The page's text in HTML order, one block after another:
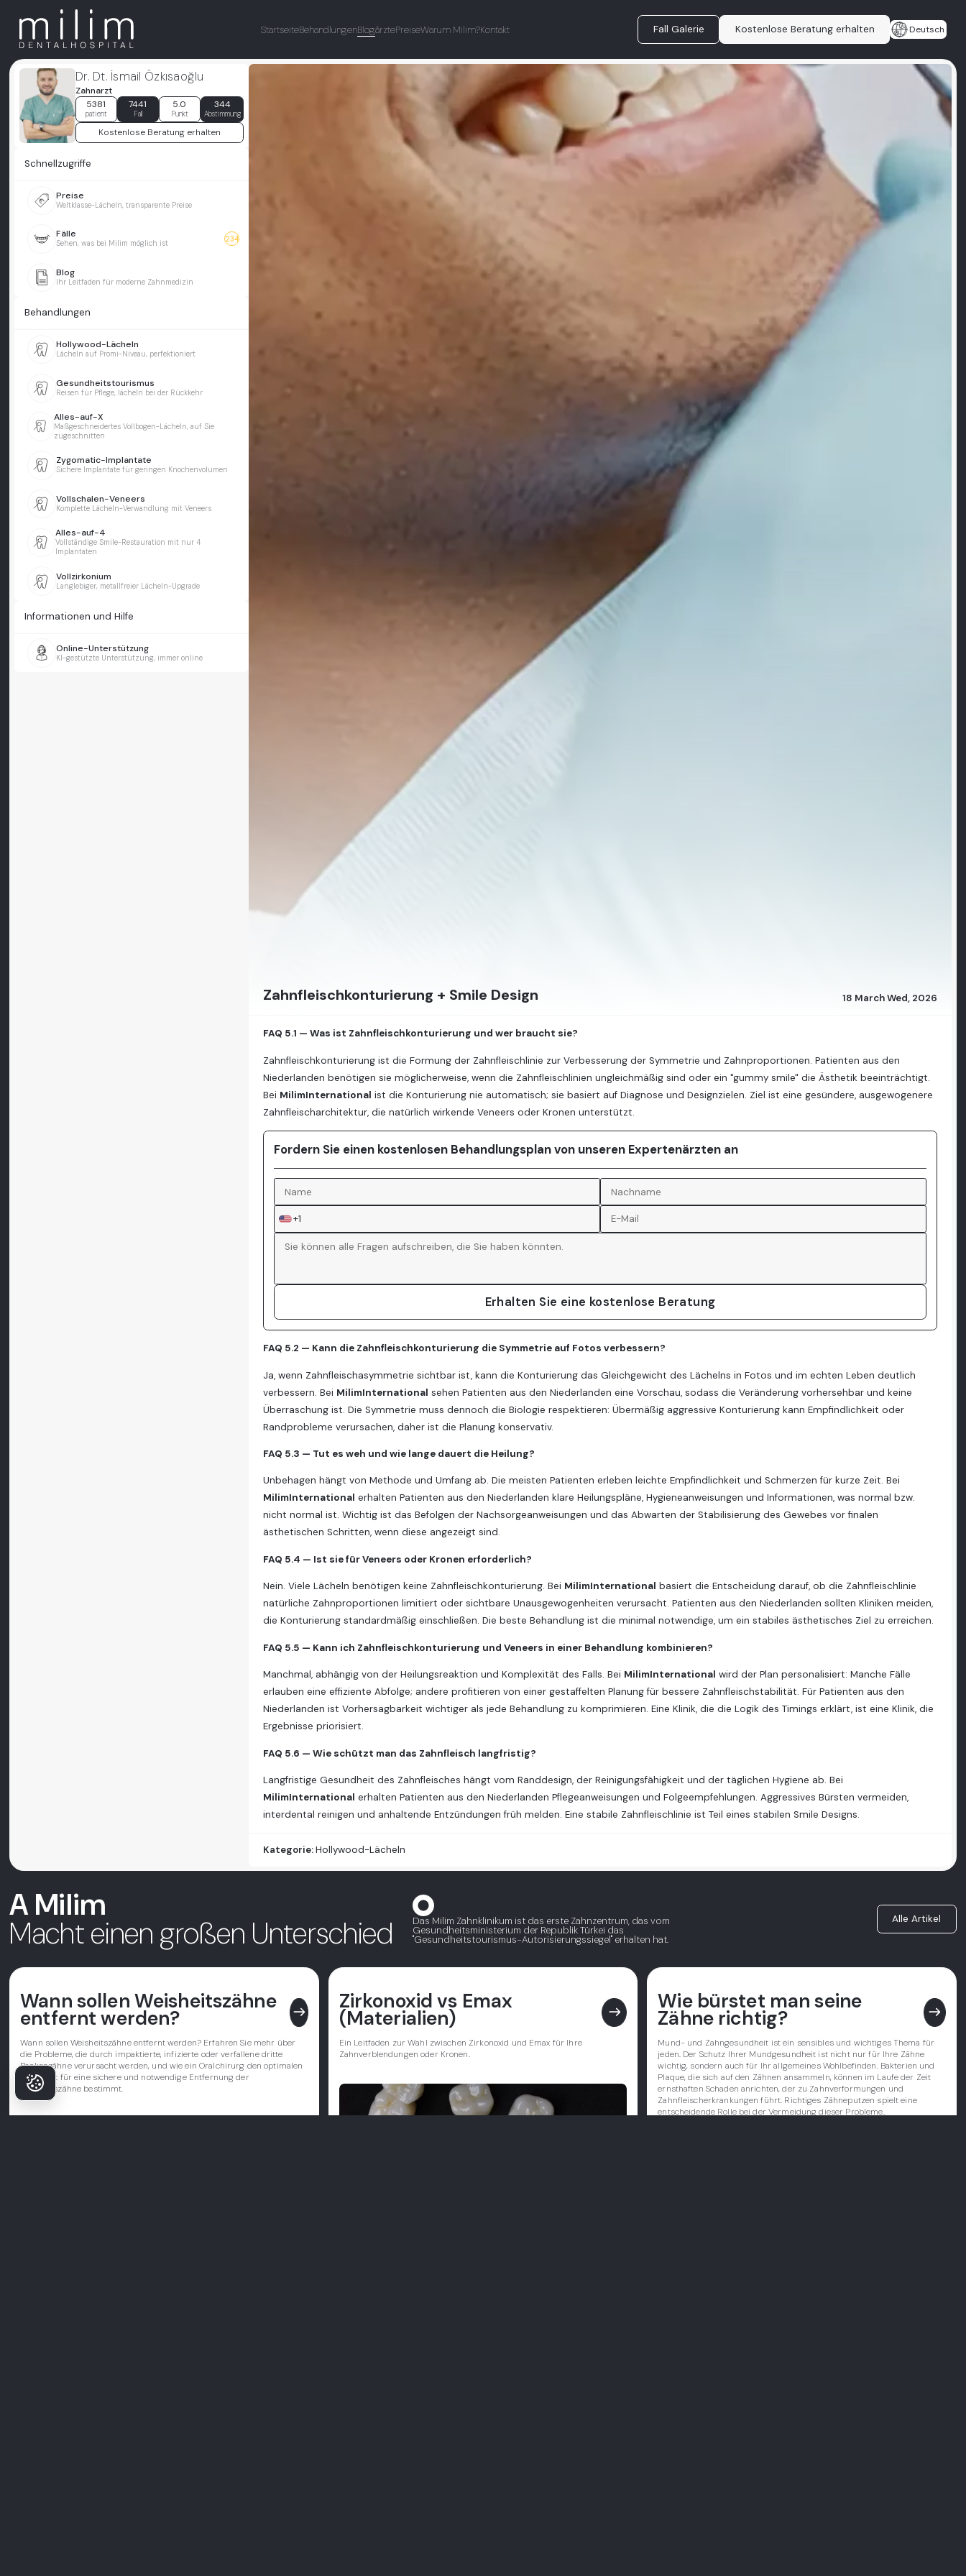
StartseiteBehandlungenBlogärztePreiseWarum Milim?Kontakt Fall Galerie Kostenlose Beratung erhalten Deutsch
Dr. Dt. İsmail Özkısaoğlu
Zahnarzt
5381
patient
7441
Fall
5.0
Punkt
344
Abstimmung
Kostenlose Beratung erhalten
Schnellzugriffe
Preise
Weltklasse-Lächeln, transparente Preise
Fälle
Sehen, was bei Milim möglich ist 234
Blog
Ihr Leitfaden für moderne Zahnmedizin
Behandlungen
Hollywood-Lächeln
Lächeln auf Promi-Niveau, perfektioniert
Gesundheitstourismus
Reisen für Pflege, lächeln bei der Rückkehr
Alles-auf-X
Maßgeschneidertes Vollbogen-Lächeln, auf Sie
zugeschnitten
Zygomatic-Implantate
Sichere Implantate für geringen Knochenvolumen
Vollschalen-Veneers
Komplette Lächeln-Verwandlung mit Veneers
Alles-auf-4
Vollständige Smile-Restauration mit nur 4
Implantaten
Vollzirkonium
Langlebiger, metallfreier Lächeln-Upgrade
Informationen und Hilfe
Online-Unterstützung
KI-gestützte Unterstützung, immer online
Zahnfleischkonturierung + Smile Design 18 March Wed, 2026
FAQ 5.1 — Was ist Zahnfleischkonturierung und wer braucht sie?
Zahnfleischkonturierung ist die Formung der Zahnfleischlinie zur Verbesserung der Symmetrie und Zahnproportionen. Patienten aus den
Niederlanden benötigen sie möglicherweise, wenn die Zahnfleischlinien ungleichmäßig sind oder ein "gummy smile" die Ästhetik beeinträchtigt.
Bei MilimInternational ist die Konturierung nie automatisch; sie basiert auf Diagnose und Designzielen. Ziel ist eine gesündere, ausgewogenere
Zahnfleischarchitektur, die natürlich wirkende Veneers oder Kronen unterstützt.
Fordern Sie einen kostenlosen Behandlungsplan von unseren Expertenärzten an
+1
Erhalten Sie eine kostenlose Beratung
FAQ 5.2 — Kann die Zahnfleischkonturierung die Symmetrie auf Fotos verbessern?
Ja, wenn Zahnfleischasymmetrie sichtbar ist, kann die Konturierung das Gleichgewicht des Lächelns in Fotos und im echten Leben deutlich
verbessern. Bei MilimInternational sehen Patienten aus den Niederlanden eine Vorschau, sodass die Veränderung vorhersehbar und keine
Überraschung ist. Die Symmetrie muss dennoch die Biologie respektieren: Übermäßig aggressive Konturierung kann Empfindlichkeit oder
Randprobleme verursachen, daher ist die Planung konservativ.
FAQ 5.3 — Tut es weh und wie lange dauert die Heilung?
Unbehagen hängt von Methode und Umfang ab. Die meisten Patienten erleben leichte Empfindlichkeit und Schmerzen für kurze Zeit. Bei
MilimInternational erhalten Patienten aus den Niederlanden klare Heilungspläne, Hygieneanweisungen und Informationen, was normal bzw.
nicht normal ist. Wichtig ist das Befolgen der Nachsorgeanweisungen und das Abwarten der Stabilisierung des Gewebes vor finalen
ästhetischen Schritten, wenn diese angezeigt sind.
FAQ 5.4 — Ist sie für Veneers oder Kronen erforderlich?
Nein. Viele Lächeln benötigen keine Zahnfleischkonturierung. Bei MilimInternational basiert die Entscheidung darauf, ob die Zahnfleischlinie
natürliche Zahnproportionen limitiert oder sichtbare Unausgewogenheiten verursacht. Patienten aus den Niederlanden sollten Kliniken meiden,
die Konturierung standardmäßig einschließen. Die beste Behandlung ist die minimal notwendige, um ein stabiles ästhetisches Ziel zu erreichen.
FAQ 5.5 — Kann ich Zahnfleischkonturierung und Veneers in einer Behandlung kombinieren?
Manchmal, abhängig von der Heilungsreaktion und Komplexität des Falls. Bei MilimInternational wird der Plan personalisiert: Manche Fälle
erlauben eine effiziente Abfolge; andere profitieren von einer gestaffelten Planung für bessere Zahnfleischstabilität. Für Patienten aus den
Niederlanden ist Vorhersagbarkeit wichtiger als jede Behandlung zu komprimieren. Eine Klinik, die die Logik des Timings erklärt, ist eine Klinik, die
Ergebnisse priorisiert.
FAQ 5.6 — Wie schützt man das Zahnfleisch langfristig?
Langfristige Gesundheit des Zahnfleisches hängt vom Randdesign, der Reinigungsfähigkeit und der täglichen Hygiene ab. Bei
MilimInternational erhalten Patienten aus den Niederlanden Pflegeanweisungen und Folgeempfehlungen. Aggressives Bürsten vermeiden,
interdental reinigen und anhaltende Entzündungen früh melden. Eine stabile Zahnfleischlinie ist Teil eines stabilen Smile Designs.
Kategorie:Hollywood-Lächeln
A Milim
Macht einen großen Unterschied Das Milim Zahnklinikum ist das erste Zahnzentrum, das vom
Gesundheitsministerium der Republik Türkei das
"Gesundheitstourismus-Autorisierungssiegel" erhalten hat.
Alle Artikel
Wann sollen Weisheitszähne
entfernt werden? east
Wann sollen Weisheitszähne entfernt werden? Erfahren Sie mehr über
die Probleme, die durch impaktierte, infizierte oder verfallene dritte
Backenzähne verursacht werden, und wie ein Oralchirurg den optimalen
Zeitpunkt für eine sichere und notwendige Entfernung der
Weisheitszähne bestimmt.
Zirkonoxid vs Emax
(Materialien) east
Ein Leitfaden zur Wahl zwischen Zirkonoxid und Emax für Ihre
Zahnverblendungen oder Kronen.
Wie bürstet man seine
Zähne richtig? east
Mund- und Zahngesundheit ist ein sensibles und wichtiges Thema für
jeden. Der Schutz Ihrer Mundgesundheit ist nicht nur für Ihre Zähne
wichtig, sondern auch für Ihr allgemeines Wohlbefinden. Bakterien und
Plaque, die sich auf den Zähnen ansammeln, können im Laufe der Zeit
ernsthaften Schaden anrichten, der zu Zahnverformungen und
Zahnfleischerkrankungen führt. Richtiges Zähneputzen spielt eine
entscheidende Rolle bei der Vermeidung dieser Probleme.